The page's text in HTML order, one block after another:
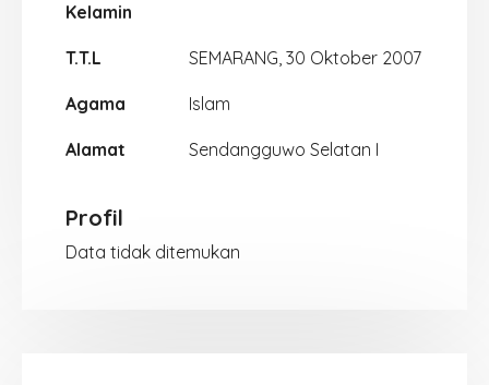
Kelamin
T.T.L SEMARANG, 30 Oktober 2007
Agama Islam
Alamat Sendangguwo Selatan I
Profil
Data tidak ditemukan